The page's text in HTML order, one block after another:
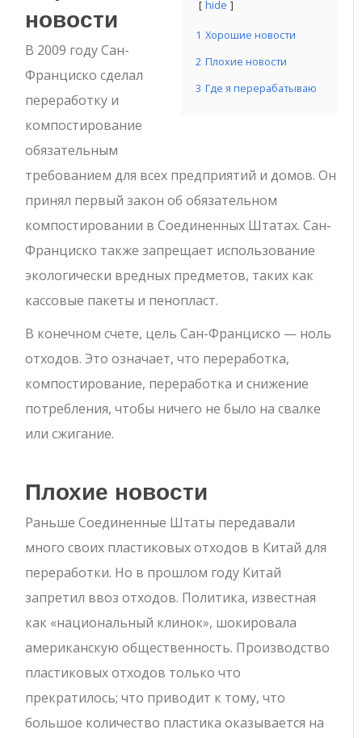
hide
1 Хорошие новости
2 Плохие новости
3 Где я перерабатываю
новости
В 2009 году Сан-
Франциско сделал
переработку и
компостирование
обязательным
требованием для всех предприятий и домов. Он
принял первый закон об обязательном
компостировании в Соединенных Штатах. Сан-
Франциско также запрещает использование
экологически вредных предметов, таких как
кассовые пакеты и пенопласт.
В конечном счете, цель Сан-Франциско — ноль
отходов. Это означает, что переработка,
компостирование, переработка и снижение
потребления, чтобы ничего не было на свалке
или сжигание.
Плохие новости
Раньше Соединенные Штаты передавали
много своих пластиковых отходов в Китай для
переработки. Но в прошлом году Китай
запретил ввоз отходов. Политика, известная
как «национальный клинок», шокировала
американскую общественность. Производство
пластиковых отходов только что
прекратилось; что приводит к тому, что
большое количество пластика оказывается на